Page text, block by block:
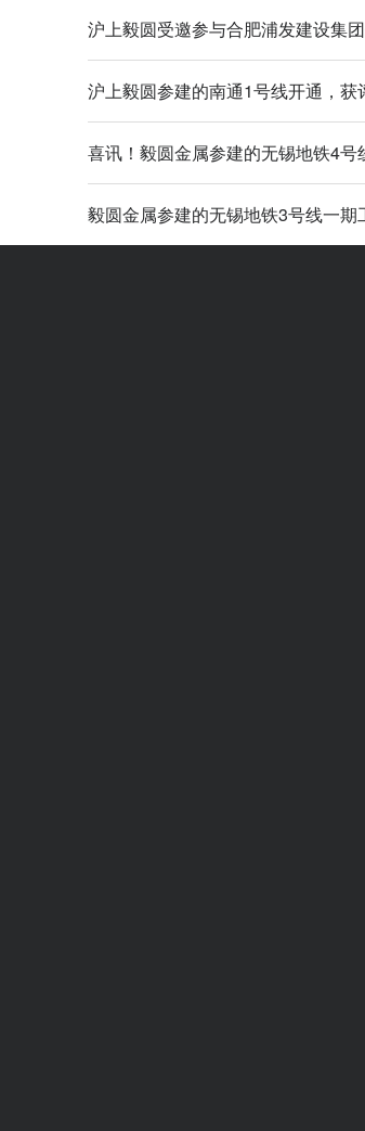
沪上毅圆受邀参与合肥浦发建设集
沪上毅圆参建的南通1号线开通，
喜讯！毅圆金属参建的无锡地铁4
毅圆金属参建的无锡地铁3号线一